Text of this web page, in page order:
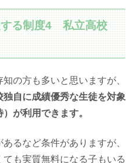
する制度4 私立高校
の方も多いと思いますが、
自に成績優秀な生徒を対象
が利用できます。
るなど条件がありますが、
も実質無料になる子もいる